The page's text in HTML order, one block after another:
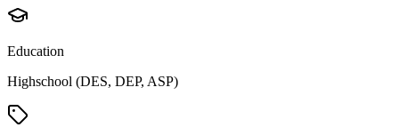
Education
Highschool (DES, DEP, ASP)